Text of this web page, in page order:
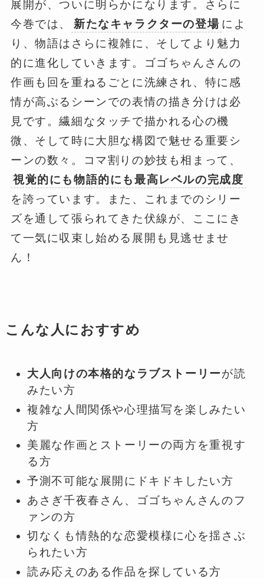
展開が、ついに明らかになります。さらに
今巻では、
新たなキャラクターの登場 によ
り、物語はさらに複雑に、そしてより魅力
的に進化していきます。ゴゴちゃんさんの
作画も回を重ねるごとに洗練され、特に感
情が高ぶるシーンでの表情の描き分けは必
見です。繊細なタッチで描かれる心の機
微、そして時に大胆な構図で魅せる重要シ
ーンの数々。コマ割りの妙技も相まって、
視覚的にも物語的にも最高レベルの完成度
を誇っています。また、これまでのシリー
ズを通して張られてきた伏線が、ここにき
て一気に収束し始める展開も見逃せませ
ん！
こんな人におすすめ
大人向けの本格的なラブストーリーが読
みたい方
複雑な人間関係や心理描写を楽しみたい
方
美麗な作画とストーリーの両方を重視す
る方
予測不可能な展開にドキドキしたい方
あさぎ千夜春さん、ゴゴちゃんさんのフ
ァンの方
切なくも情熱的な恋愛模様に心を揺さぶ
られたい方
読み応えのある作品を探している方